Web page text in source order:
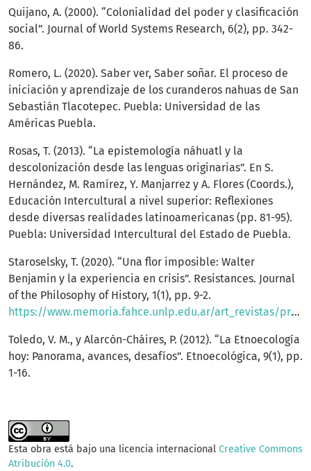
Quijano, A. (2000). “Colonialidad del poder y clasificación
social”. Journal of World Systems Research, 6(2), pp. 342-
86.
Romero, L. (2020). Saber ver, Saber soñar. El proceso de
iniciación y aprendizaje de los curanderos nahuas de San
Sebastián Tlacotepec. Puebla: Universidad de las
Américas Puebla.
Rosas, T. (2013). “La epistemología náhuatl y la
descolonización desde las lenguas originarias”. En S.
Hernández, M. Ramírez, Y. Manjarrez y A. Flores (Coords.),
Educación Intercultural a nivel superior: Reflexiones
desde diversas realidades latinoamericanas (pp. 81-95).
Puebla: Universidad Intercultural del Estado de Puebla.
Staroselsky, T. (2020). “Una flor imposible: Walter
Benjamin y la experiencia en crisis”. Resistances. Journal
of the Philosophy of History, 1(1), pp. 9-2.
https://www.memoria.fahce.unlp.edu.ar/art_revistas/pr.12424/pr.12424.pdf
Toledo, V. M., y Alarcón-Cháires, P. (2012). “La Etnoecología
hoy: Panorama, avances, desafíos”. Etnoecológica, 9(1), pp.
1-16.
Esta obra está bajo una licencia internacional Creative Commons
Atribución 4.0.